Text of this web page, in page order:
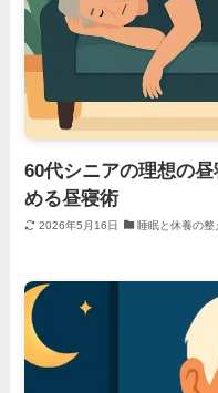
60代シニアの理想の
める昼寝術
2026年5月16日 睡眠と休養の整